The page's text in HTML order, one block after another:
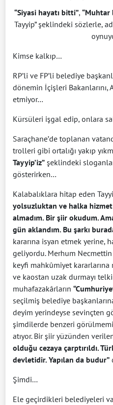
“Siyasi hayatı bitti”, “Muhtar
Tayyip” şeklindeki sözlerle,
Kimse kalkıp…
RP’li ve FP’li belediye
dönemin İçişleri Bakanlarını,
etmiyor…
Kürsüleri işgal edip, onlara
Saraçhane’de toplanan
trolleri gibi ortalığı yakıp
Tayyip’iz” şeklindeki
gösterirken…
Kalabalıklara hitap eden
yolsuzluktan ve halka
almadım. Bir şiir okudum.
gün aklandım. Bu şarkı
kararına isyan etmek yerine,
geliyordu. Merhum
keyfi mahkûmiyet
ve kaostan uzak durmayı
muhafazakârların
seçilmiş belediye
deyim yerindeyse sevinçten
şimdilerde benzeri
atıyor. Bir şiir yüzünden
olduğu cezaya çarptırıldı.
devletidir. Yapılan da budur”
Şimdi…
Ele geçirdikleri belediyeleri